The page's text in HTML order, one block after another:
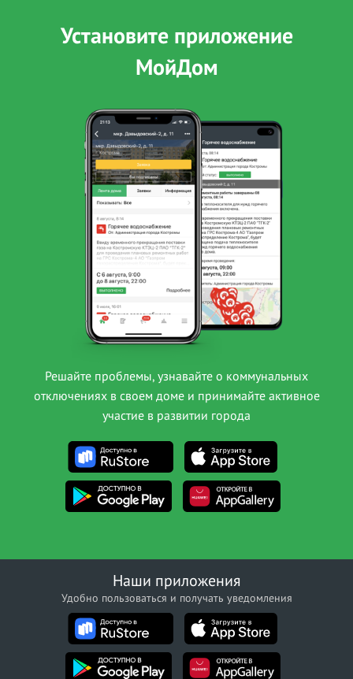
Установите приложение
МойДом
Решайте проблемы, узнавайте о коммунальных
отключениях в своем доме и принимайте активное
участие в развитии города
Наши приложения
Удобно пользоваться и получать уведомления